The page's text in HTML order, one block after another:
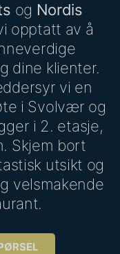
og Nordis
opptatt av å
dine klienter.
vi en
i Svolvær og
i 2. etasje,
Skjem bort
utsikt og
velsmakende